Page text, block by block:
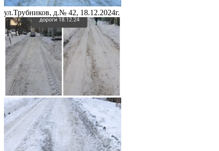
ул.Трубников, д.№ 42, 18.12.2024г.